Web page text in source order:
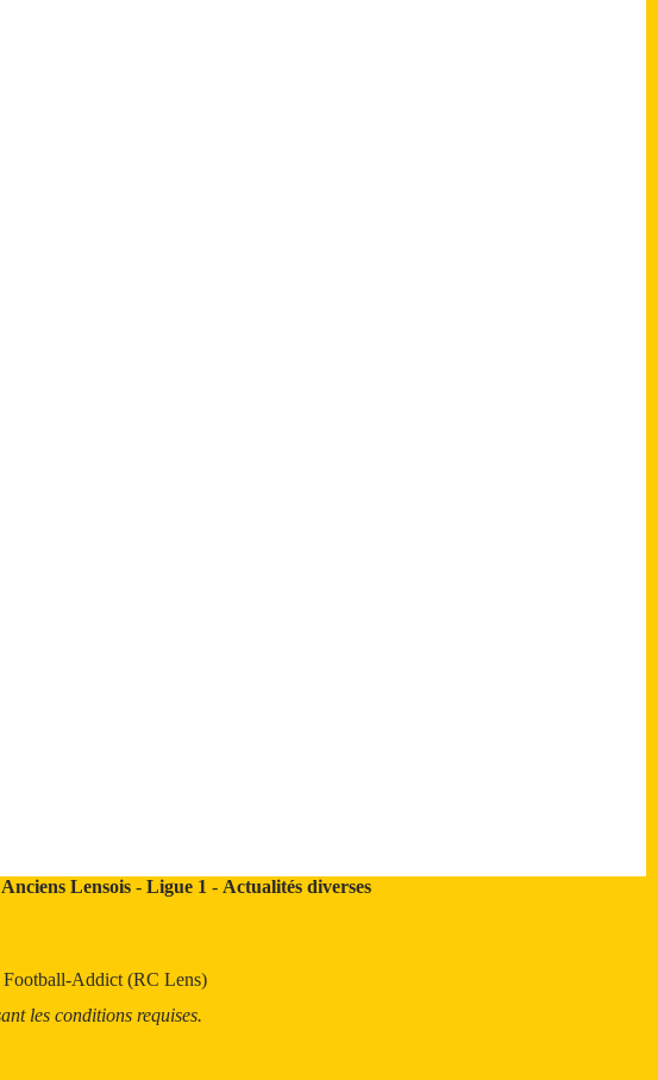
Anciens Lensois- Ligue 1 - Actualités diverses
Football-Addict (RC Lens)
les conditions requises.